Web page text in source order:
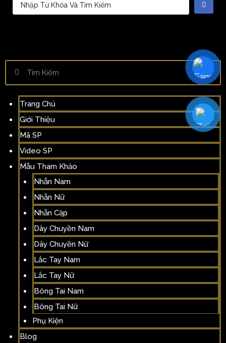
Trang Chủ
Giới Thiệu
Mã SP
Video SP
Mẫu Tham Khảo
Nhẫn Nam
Nhẫn Nữ
Nhẫn Cặp
Dây Chuyền Nam
Dây Chuyền Nữ
Lắc Tay Nam
Lắc Tay Nữ
Bông Tai Nam
Bông Tai Nữ
Phụ Kiện
Blog